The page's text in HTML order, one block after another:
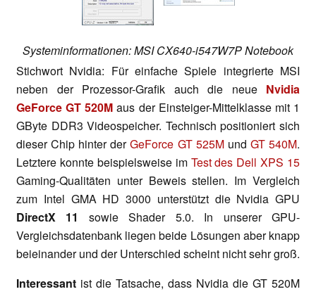
Systeminformationen: MSI CX640-i547W7P Notebook
Stichwort Nvidia: Für einfache Spiele integrierte MSI
neben der Prozessor-Grafik auch die neue Nvidia
GeForce GT 520M aus der Einsteiger-Mittelklasse mit 1
GByte DDR3 Videospeicher. Technisch positioniert sich
dieser Chip hinter derGeForce GT 525Mund GT 540M.
Letztere konnte beispielsweise im Test des Dell XPS 15
Gaming-Qualitäten unter Beweis stellen. Im Vergleich
zum Intel GMA HD 3000 unterstützt die Nvidia GPU
DirectX 11
sowie Shader 5.0. In unserer GPU-
Vergleichsdatenbank liegen beide Lösungen aber knapp
beieinander und der Unterschied scheint nicht sehr groß.
Interessant ist die Tatsache, dass Nvidia die GT 520M